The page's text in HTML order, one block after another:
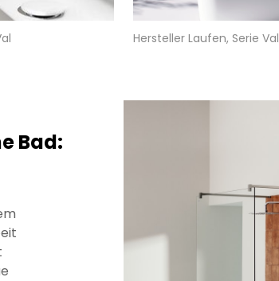
Hersteller Laufen, Serie Val
Bad: